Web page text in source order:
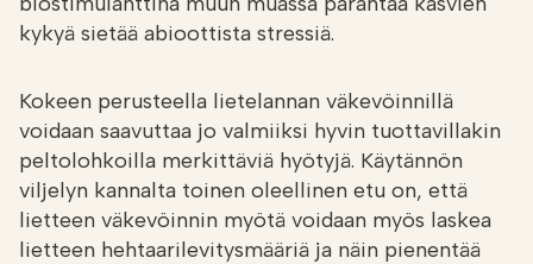
kykyä sietää abioottista stressiä.
Kokeen perusteella lietelannan väkevöinnillä
voidaan saavuttaa jo valmiiksi hyvin tuottavillakin
peltolohkoilla merkittäviä hyötyjä. Käytännön
viljelyn kannalta toinen oleellinen etu on, että
lietteen väkevöinnin myötä voidaan myös laskea
lietteen hehtaarilevitysmääriä ja näin pienentää